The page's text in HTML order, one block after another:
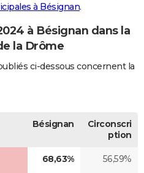
à Bésignan.
à Bésignan dans la
la Drôme
ci-dessous concernent la
Bésignan
Circonscri
ption
68,63% 56,59%